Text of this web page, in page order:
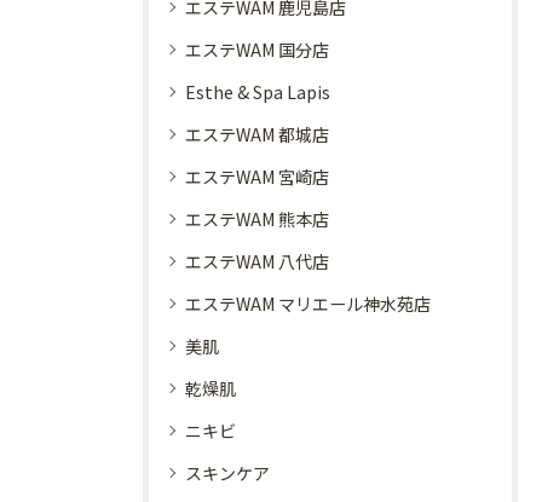
エステWAM 鹿児島店
エステWAM 国分店
Esthe & Spa Lapis
エステWAM 都城店
エステWAM 宮崎店
エステWAM 熊本店
エステWAM 八代店
エステWAM マリエール神水苑店
美肌
乾燥肌
ニキビ
スキンケア